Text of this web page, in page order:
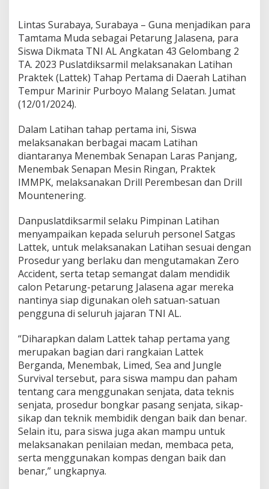
k
a
n
S
s
w
o
k
l
a
t
a
J
a
d
i
P
e
t
a
r
g
J
a
l
s
e
n
a
Lintas Surabaya, Surabaya – Guna menjadikan para
Tamtama Muda sebagai Petarung Jalasena, para
Siswa Dikmata TNI AL Angkatan 43 Gelombang 2
TA. 2023 Puslatdiksarmil melaksanakan Latihan
Praktek (Lattek) Tahap Pertama di Daerah Latihan
Tempur Marinir Purboyo Malang Selatan. Jumat
(12/01/2024).
Dalam Latihan tahap pertama ini, Siswa
melaksanakan berbagai macam Latihan
diantaranya Menembak Senapan Laras Panjang,
Menembak Senapan Mesin Ringan, Praktek
IMMPK, melaksanakan Drill Perembesan dan Drill
Mountenering.
Danpuslatdiksarmil selaku Pimpinan Latihan
menyampaikan kepada seluruh personel Satgas
Lattek, untuk melaksanakan Latihan sesuai dengan
Prosedur yang berlaku dan mengutamakan Zero
Accident, serta tetap semangat dalam mendidik
calon Petarung-petarung Jalasena agar mereka
nantinya siap digunakan oleh satuan-satuan
pengguna di seluruh jajaran TNI AL.
“Diharapkan dalam Lattek tahap pertama yang
merupakan bagian dari rangkaian Lattek
Berganda, Menembak, Limed, Sea and Jungle
Survival tersebut, para siswa mampu dan paham
tentang cara menggunakan senjata, data teknis
senjata, prosedur bongkar pasang senjata, sikap-
sikap dan teknik membidik dengan baik dan benar.
Selain itu, para siswa juga akan mampu untuk
melaksanakan penilaian medan, membaca peta,
serta menggunakan kompas dengan baik dan
benar,” ungkapnya.